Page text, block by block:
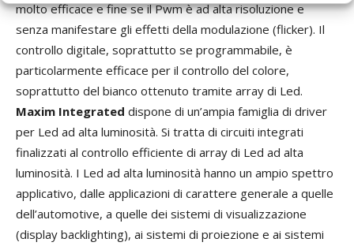
molto efficace e fine se il Pwm è ad alta risoluzione e
senza manifestare gli effetti della modulazione (flicker). Il
controllo digitale, soprattutto se programmabile, è
particolarmente efficace per il controllo del colore,
soprattutto del bianco ottenuto tramite array di Led.
Maxim Integrated dispone di un’ampia famiglia di driver
per Led ad alta luminosità. Si tratta di circuiti integrati
finalizzati al controllo efficiente di array di Led ad alta
luminosità. I Led ad alta luminosità hanno un ampio spettro
applicativo, dalle applicazioni di carattere generale a quelle
dell’automotive, a quelle dei sistemi di visualizzazione
(display backlighting), ai sistemi di proiezione e ai sistemi